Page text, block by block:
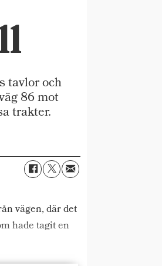
tavlor och
86 mot
trakter.
vägen, där det
hade tagit en